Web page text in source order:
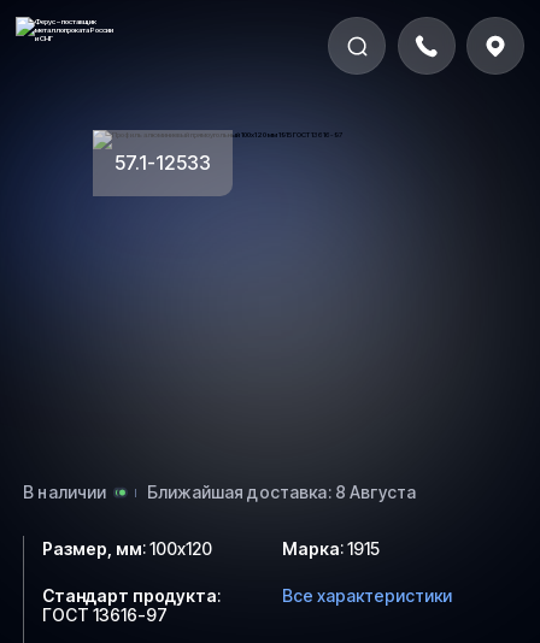
57.1-12533
В наличии Ближайшая доставка: 8 Августа
Размер, мм:100х120 Марка:1915
Стандарт продукта:
ГОСТ 13616-97
Все характеристики